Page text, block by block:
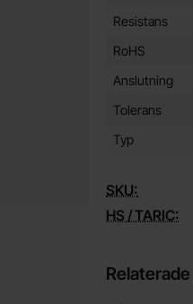
Resistans
RoHS
Anslutning
Tolerans
Typ
SKU:
HS / TARIC: